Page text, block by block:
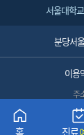
서울대학
분당서
이용
주
홈 진료